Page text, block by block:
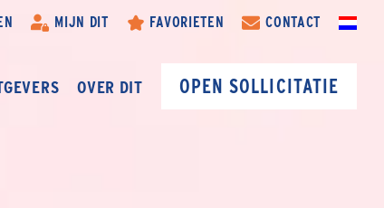
MIJN DIT FAVORIETEN CONTACT
OVER DIT OPEN SOLLICITATIE